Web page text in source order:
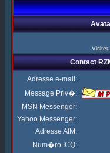
Contact
Adresse e-mail:
Message Priv�:
MSN Messenger:
Yahoo Messenger:
Adresse AIM:
Num�ro ICQ: